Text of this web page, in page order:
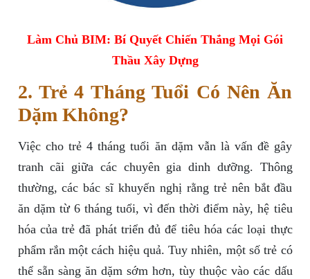
Làm Chủ BIM: Bí Quyết Chiến Thắng Mọi Gói
Thầu Xây Dựng
2. Trẻ 4 Tháng Tuổi Có Nên Ăn
Dặm Không?
Việc cho trẻ 4 tháng tuổi ăn dặm vẫn là vấn đề gây
tranh cãi giữa các chuyên gia dinh dưỡng. Thông
thường, các bác sĩ khuyến nghị rằng trẻ nên bắt đầu
ăn dặm từ 6 tháng tuổi, vì đến thời điểm này, hệ tiêu
hóa của trẻ đã phát triển đủ để tiêu hóa các loại thực
phẩm rắn một cách hiệu quả. Tuy nhiên, một số trẻ có
thể sẵn sàng ăn dặm sớm hơn, tùy thuộc vào các dấu